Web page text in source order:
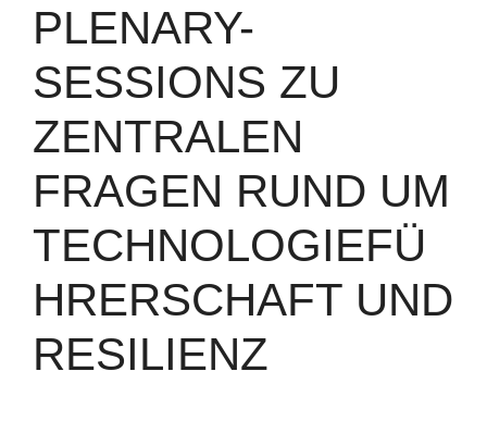
PLENARY-
SESSIONS ZU
ZENTRALEN
FRAGEN RUND UM
TECHNOLOGIEFÜ
HRERSCHAFT UND
RESILIENZ